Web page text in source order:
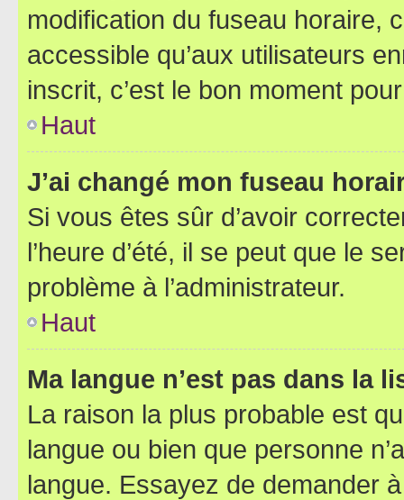
modification du fuseau horaire,
accessible qu’aux utilisateurs
inscrit, c’est le bon moment
Haut
J’ai changé mon fuseau
Si vous êtes sûr d’avoir
l’heure d’été, il se peut que le
problème à l’administrateur.
Haut
Ma langue n’est pas dans la
La raison la plus probable est
langue ou bien que personne
langue. Essayez de demander